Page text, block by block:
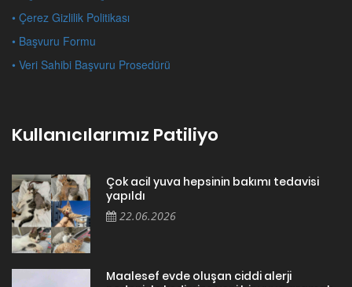
• Çerez Gizlilik Politikası
• Başvuru Formu
• Veri Sahibi Başvuru Prosedürü
Kullanıcılarımız Patiliyo
Çok acil yuva hepsinin bakımı tedavisi
yapıldı
22.06.2026
Maalesef evde oluşan ciddi alerji